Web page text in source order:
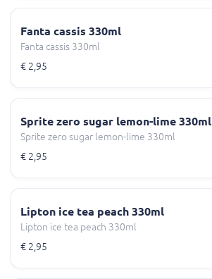
Fanta cassis 330ml
Fanta cassis 330ml
€ 2,95
Sprite zero sugar lemon-lime 330ml
Sprite zero sugar lemon-lime 330ml
€ 2,95
Lipton ice tea peach 330ml
Lipton ice tea peach 330ml
€ 2,95